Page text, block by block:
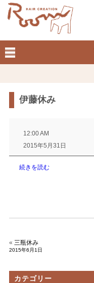
伊藤休み
12:00 AM
2015年5月31日
続きを読む
« 三瓶休み
2015年6月1日
カテゴリー